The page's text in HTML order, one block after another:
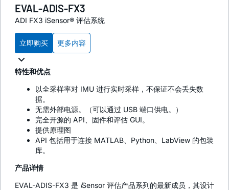
EVAL-ADIS-FX3
ADI FX3 iSensor® 评估系统
立即购买 更多内容
特性和优点
以全采样率对 IMU 进行实时采样，不保证不会丢失数
据。
无需外部电源。（可以通过 USB 端口供电。）
完全开源的 API、固件和评估 GUI。
提供原理图
API 包括用于连接 MATLAB、Python、LabView 的包装
库。
产品详情
EVAL-ADIS-FX3 是 iSensor 评估产品系列的最新成员，其设计